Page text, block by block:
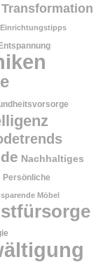
Einrichtungstipps
Nachhaltiges
Persönliche
Möbel